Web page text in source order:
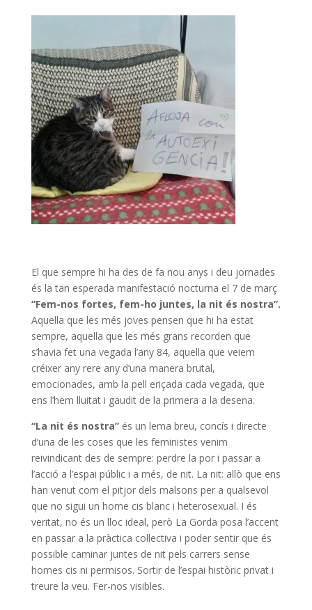
El que sempre hi ha des de fa nou anys i deu jornades
és la tan esperada manifestació nocturna el 7 de març
“Fem-nos fortes, fem-ho juntes, la nit és nostra”.
Aquella que les més joves pensen que hi ha estat
sempre, aquella que les més grans recorden que
s’havia fet una vegada l’any 84, aquella que veiem
créixer any rere any d’una manera brutal,
emocionades, amb la pell eriçada cada vegada, que
ens l’hem lluitat i gaudit de la primera a la desena.
“La nit és nostra”és un lema breu, concís i directe
d’una de les coses que les feministes venim
reivindicant des de sempre: perdre la por i passar a
l’acció a l’espai públic i a més, de nit. La nit: allò que ens
han venut com el pitjor dels malsons per a qualsevol
que no sigui un home cis blanc i heterosexual. I és
veritat, no és un lloc ideal, però La Gorda posa l’accent
en passar a la pràctica col·lectiva i poder sentir que és
possible caminar juntes de nit pels carrers sense
homes cis ni permisos. Sortir de l’espai històric privat i
treure la veu. Fer-nos visibles.